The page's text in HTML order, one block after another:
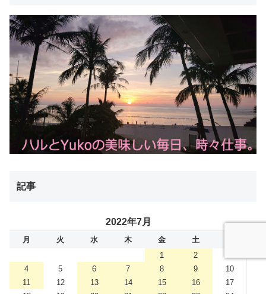
記事
2022年7月
月 火 水 木 金 土
1
2
4
5 6 7 8 9
10
11
12 13 14 15 16
17